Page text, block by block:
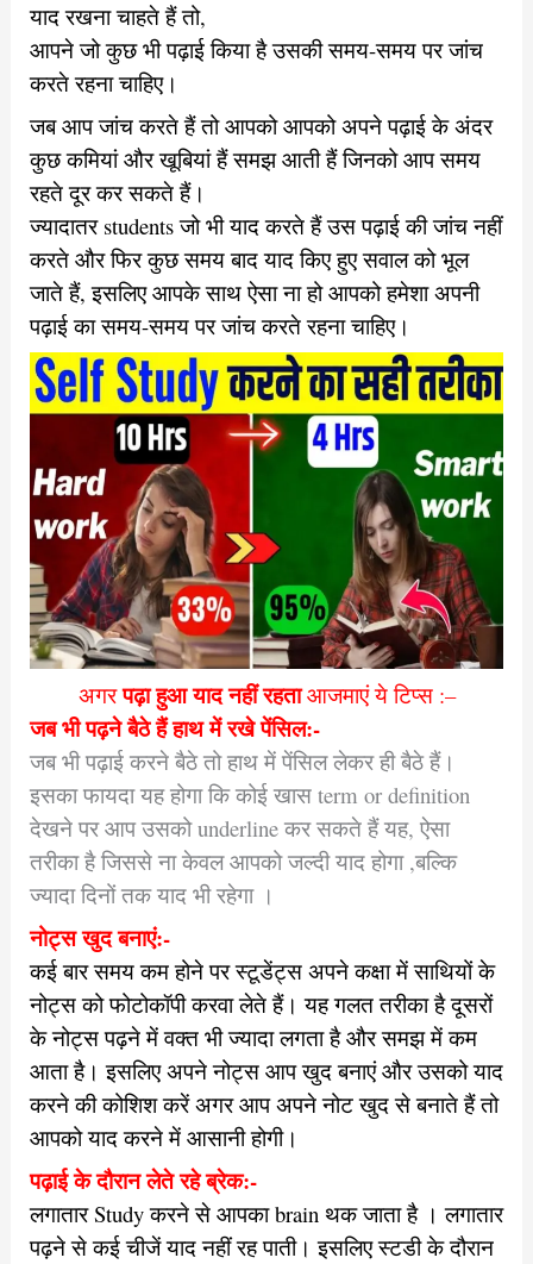
याद रखना चाहते हैं तो,
आपने जो कुछ भी पढ़ाई किया है उसकी समय-समय पर जांच
करते रहना चाहिए।
जब आप जांच करते हैं तो आपको आपको अपने पढ़ाई के अंदर
कुछ कमियां और खूबियां हैं समझ आती हैं जिनको आप समय
रहते दूर कर सकते हैं।
ज्यादातर students जो भी याद करते हैं उस पढ़ाई की जांच नहीं
करते और फिर कुछ समय बाद याद किए हुए सवाल को भूल
जाते हैं, इसलिए आपके साथ ऐसा ना हो आपको हमेशा अपनी
पढ़ाई का समय-समय पर जांच करते रहना चाहिए।
अगरपढ़ा हुआ याद नहीं रहताआजमाएं ये टिप्स :–
जब भी पढ़ने बैठे हैं हाथ में रखे पेंसिल:-
जब भी पढ़ाई करने बैठे तो हाथ में पेंसिल लेकर ही बैठे हैं।
इसका फायदा यह होगा कि कोई खास term or definition
देखने पर आप उसको underline कर सकते हैं यह, ऐसा
तरीका है जिससे ना केवल आपको जल्दी याद होगा ,बल्कि
ज्यादा दिनों तक याद भी रहेगा ।
नोट्स खुद बनाएं:-
कई बार समय कम होने पर स्टूडेंट्स अपने कक्षा में साथियों के
नोट्स को फोटोकॉपी करवा लेते हैं‌। यह गलत तरीका है दूसरों
के नोट्स पढ़ने में वक्त भी ज्यादा लगता है और समझ में कम
आता है। इसलिए अपने नोट्स आप खुद बनाएं और उसको याद
करने की कोशिश करें अगर आप अपने नोट खुद से बनाते हैं तो
आपको याद करने में आसानी होगी।
पढ़ाई के दौरान लेते रहे ब्रेक:-
लगातार Study करने से आपका brain थक जाता है । लगातार
पढ़ने से कई चीजें याद नहीं रह पाती। इसलिए स्टडी के दौरान